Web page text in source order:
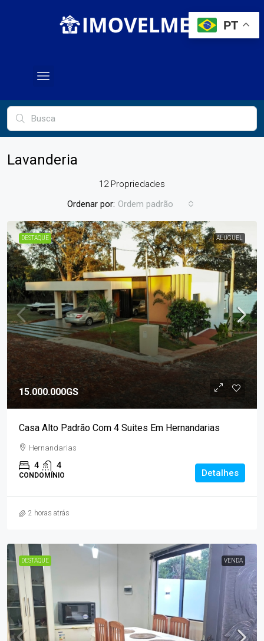
Lavanderia
12 Propriedades
Ordenar por: Ordem padrão
DESTAQUE ALUGUEL
15.000.000GS
Casa Alto Padrão Com 4 Suites Em Hernandarias
Hernandarias
4 4
CONDOMÍNIO Detalhes
2 horas atrás
DESTAQUE VENDA
PT